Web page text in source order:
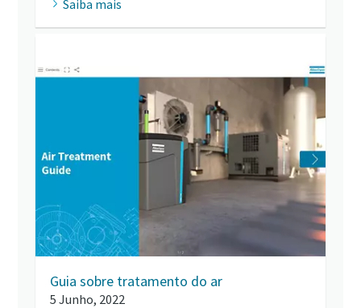
Saiba mais
Guia sobre tratamento do ar
5 Junho, 2022